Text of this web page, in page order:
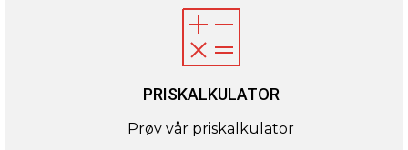
PRISKALKULATOR
Prøv vår priskalkulator